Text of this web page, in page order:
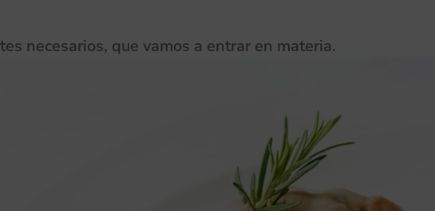
necesarios, que vamos a entrar en materia.